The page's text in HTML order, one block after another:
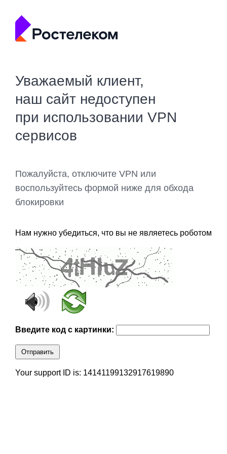
Уважаемый клиент,
наш сайт недоступен
при использовании VPN
сервисов
Пожалуйста, отключите VPN или
воспользуйтесь формой ниже для обхода
блокировки
Нам нужно убедиться, что вы не являетесь роботом
Введите код с картинки:
Отправить
Your support ID is: 14141199132917619890